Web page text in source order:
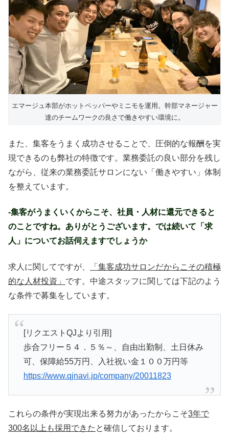
エマージュ本部がホットペッパーやミニモを運用。幹部マネージャー
達のチームワークの良さで働きやすい環境に。
また、集客をうまく成功させることで、圧倒的な報酬を実
現できるのも弊社の特徴です。業務委託の良い部分を残し
ながら、従来の業務委託サロンにない「働きやすい」体制
を整えています。
-集客がうまくいくからこそ、社員・人材に還元できると
のことですね。ありがとうございます。では続いて「求
人」についてお話伺えますでしょうか
求人に関してですが、
「集客成功サロンだからこその積極
的な人材投資」 です。中途スタッフに関しては下記のよう
な条件で募集をしています。
[リクエストQJより引用]
歩合フリー５４．５％～、自由出勤制、土日休み
可、保障給55万円、入社祝い金１００万円等
https://www.qjnavi.jp/company/20011823
これらの条件が実現出来る努力があったからこそ3年で
300名以上も採用できた と確信しております。